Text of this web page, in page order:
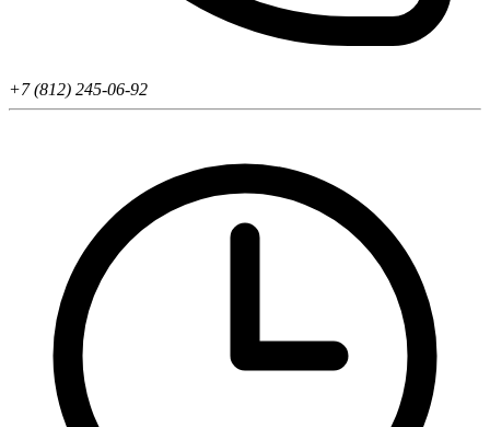
+7 (812) 245-06-92